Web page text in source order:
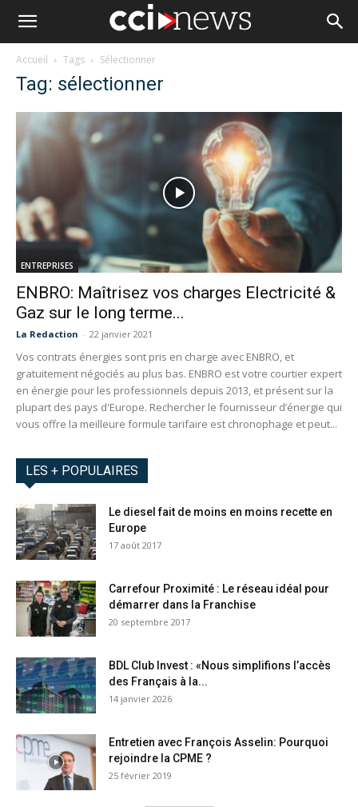
Accueil Tags Sélectionner
Tag: sélectionner
ENTREPRISES
ENBRO: Maîtrisez vos charges Electricité &
Gaz sur le long terme...
La Redaction - 22 janvier 2021
Vos contrats énergies sont pris en charge avec ENBRO, et
gratuitement négociés au plus bas. ENBRO est votre courtier expert
en énergie pour les professionnels depuis 2013, et présent sur la
plupart des pays d'Europe. Rechercher le fournisseur d’énergie qui
vous offre la meilleure formule tarifaire est chronophage et peut...
LES + POPULAIRES
Le diesel fait de moins en moins recette en
Europe
17 août 2017
Carrefour Proximité : Le réseau idéal pour
démarrer dans la Franchise
20 septembre 2017
BDL Club Invest : «Nous simplifions l’accès
des Français à la...
14 janvier 2026
Entretien avec François Asselin: Pourquoi
rejoindre la CPME ?
25 février 2019